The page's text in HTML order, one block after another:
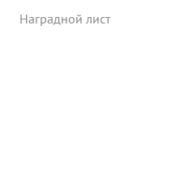
организовывал боевую
месяца 1944 г. по май
Наградной лист